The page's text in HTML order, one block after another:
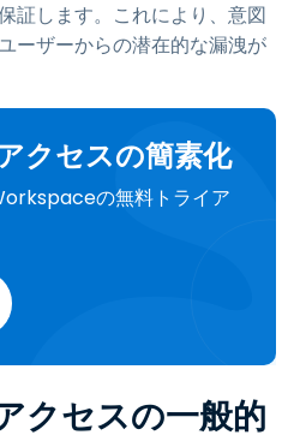
証します。これにより、意図
ーザーからの潜在的な漏洩が
クセスの簡素化
の無料トライア
クセスの一般的